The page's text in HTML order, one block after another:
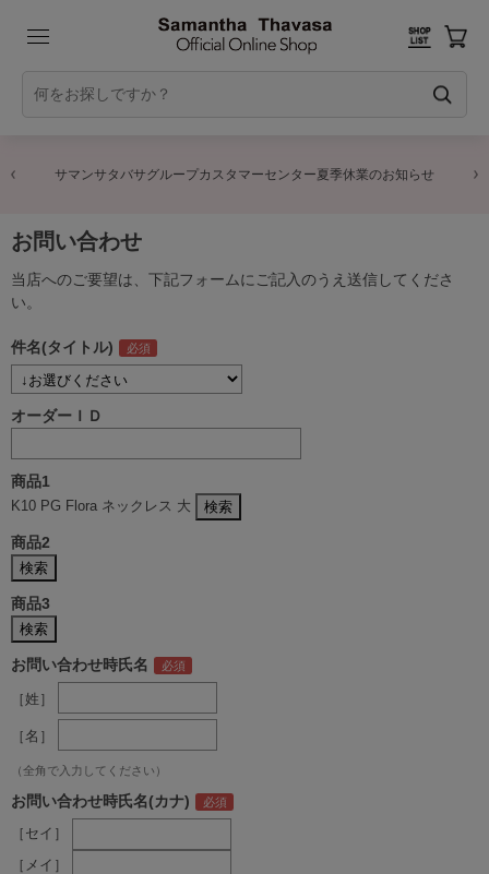
サマンサタバサグループカスタマーセンター夏季休業のお知らせ
お問い合わせ
当店へのご要望は、下記フォームにご記入のうえ送信してくださ
い。
件名(タイトル)
オーダーＩＤ
商品1
K10 PG Flora ネックレス 大
商品2
商品3
お問い合わせ時氏名
［姓］
［名］
（全角で入力してください）
お問い合わせ時氏名(カナ)
［セイ］
［メイ］